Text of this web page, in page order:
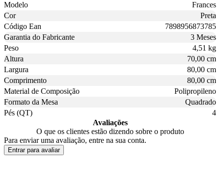
Modelo
Frances
Cor
Preta
Código Ean
7898956873785
Garantia do Fabricante
3 Meses
Peso
4,51 kg
Altura
70,00 cm
Largura
80,00 cm
Comprimento
80,00 cm
Material de Composição
Polipropileno
Formato da Mesa
Quadrado
Pés (QT)
4
Avaliações
O que os clientes estão dizendo sobre o produto
Para enviar uma avaliação, entre na sua conta.
Entrar para avaliar